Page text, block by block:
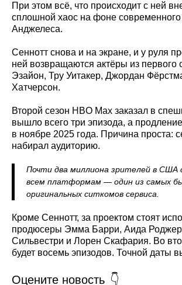
При этом всё, что происходит с ней
сплошной хаос на фоне
Анджелеса.
Сеннотт снова и на экране, и у руля
ней возвращаются актёры из первого
Эзайон, Тру Уитакер, Джордан
Хатчерсон.
Второй сезон HBO Max заказал в
вышло всего три эпизода, а
в ноябре 2025 года. Причина проста:
набирал аудиторию.
Почти два миллиона зрителей в США
всем платформам — один из самых
оригинальных ситкомов сервиса.
Кроме Сеннотт, за проектом стоят
продюсеры Эмма Барри, Аида
Сильвестри и Лорен Скафария. Во
будет восемь эпизодов. Точной даты
Оцените новость